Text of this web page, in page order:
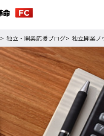
独立・開業応援ブログ 独立開業ノ